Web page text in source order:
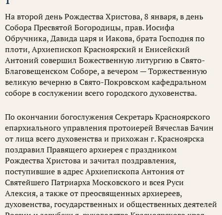
На второй день Рождества Христова, 8 января, в день
Собора Пресвятой Богородицы, прав. Иосифа
Обручника, Давида царя и Иакова, брата Господня по
плоти, Архиепископ Красноярский и Енисейский
Антоний совершил Божественную литургию в Свято-
Благовещенском Соборе, а вечером — Торжественную
великую вечерню в Свято-Покровском кафедральном
соборе в сослужении всего городского духовенства.
По окончании богослужения Секретарь Красноярского
епархиального управления протоиерей Вячеслав Бачин
от лица всего духовенства и прихожан г. Красноярска
поздравил Правящего архиерея с праздником
Рождества Христова и зачитал поздравления,
поступившие в адрес Архиепископа Антония от
Святейшего Патриарха Московского и всея Руси
Алексия, а также от преосвященных архиереев,
духовенства, государственных и общественных деятелей